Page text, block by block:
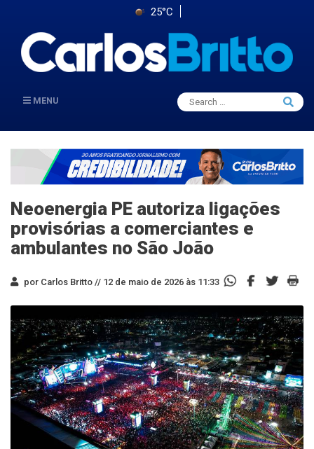
25°C
MENU
Search
for:
Search
Neoenergia PE autoriza ligações
provisórias a comerciantes e
ambulantes no São João
por Carlos Britto // 12 de maio de 2026 às 11:33